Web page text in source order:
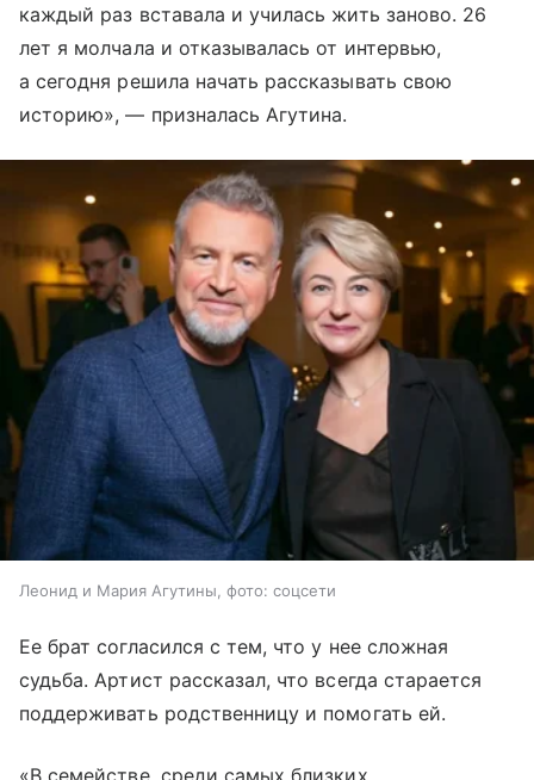
каждый раз вставала и училась жить заново. 26
лет я молчала и отказывалась от интервью,
а сегодня решила начать рассказывать свою
историю», — призналась Агутина.
Леонид и Мария Агутины, фото: соцсети
Ее брат согласился с тем, что у нее сложная
судьба. Артист рассказал, что всегда старается
поддерживать родственницу и помогать ей.